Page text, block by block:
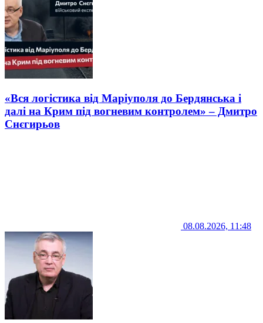
«Вся логістика від Маріуполя до Бердянська і
далі на Крим під вогневим контролем» – Дмитро
Снєгирьов
08.08.2026, 11:48